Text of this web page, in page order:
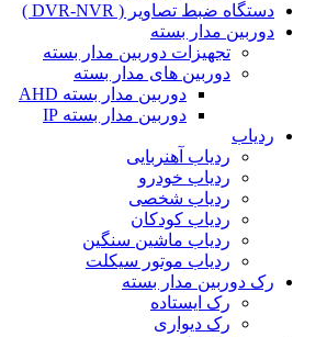
دستگاه ضبط تصاویر ( DVR-NVR )
دوربین مدار بسته
تجهیزات دوربین مدار بسته
دوربین های مدار بسته
دوربین مدار بسته AHD
دوربین مدار بسته IP
ردیاب
ردیاب آهنربایی
ردیاب خودرو
ردیاب شخصی
ردیاب کودکان
ردیاب ماشین سنگین
ردیاب موتور سیکلت
رک دوربین مدار بسته
رک ایستاده
رک دیواری